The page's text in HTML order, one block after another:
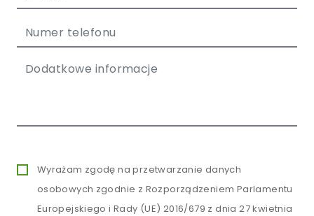
Wyrażam zgodę na przetwarzanie danych
osobowych zgodnie z Rozporządzeniem Parlamentu
Europejskiego i Rady (UE) 2016/679 z dnia 27 kwietnia